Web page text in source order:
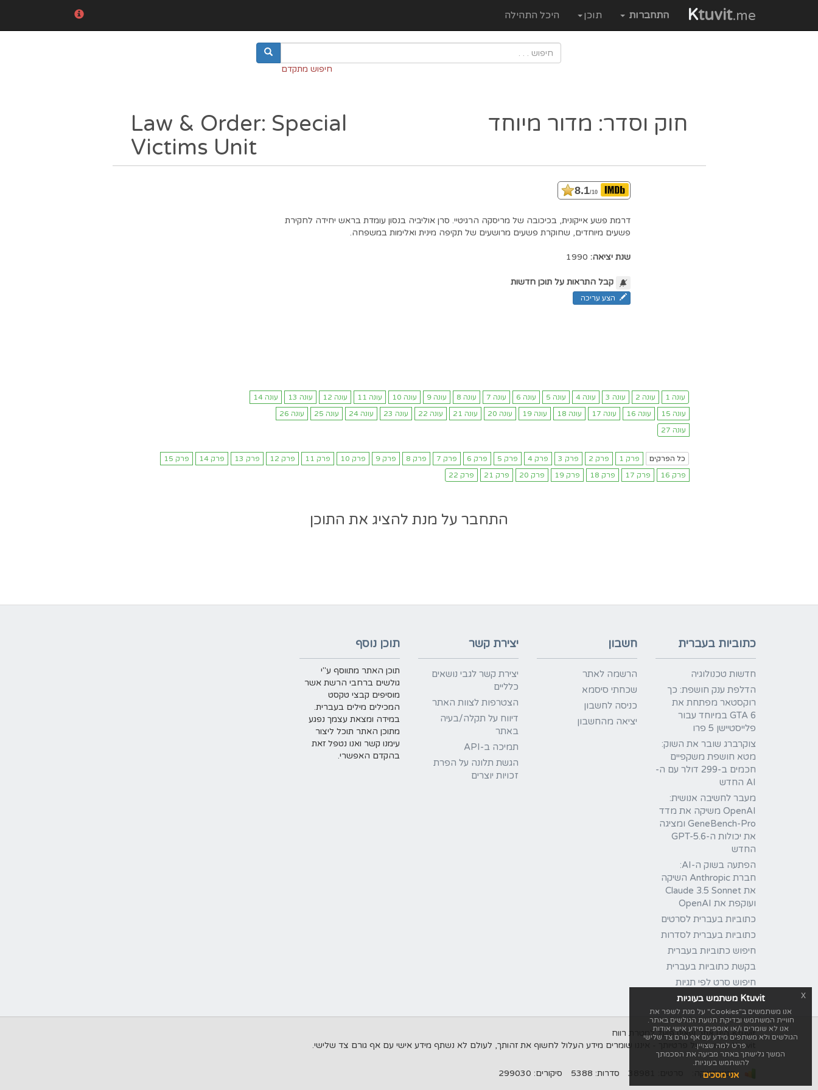
Ktuvit.me התחברות תוכן היכל התהילה
חיפוש מתקדם
חוק וסדר: מדור מיוחד
Law & Order: Special
Victims Unit
8.1/10
דרמת פשע אייקונית, בכיכובה של מריסקה הרגיטיי. סרן אוליביה בנסון עומדת בראש יחידה לחקירת
פשעים מיוחדים, שחוקרת פשעים מרושעים של תקיפה מינית ואלימות במשפחה.
שנת יציאה: 1990
קבל התראות על תוכן חדשות
הצע עריכה
התחבר על מנת להציג את התוכן
כתוביות בעברית
חדשות טכנולוגיה
הדלפת ענק חושפת: כך
רוקסטאר מפתחת את
GTA 6 במיוחד עבור
פלייסטיישן 5 פרו
צוקרברג שובר את השוק:
מטא חושפת משקפיים
חכמים ב-299 דולר עם ה-
AI החדש
מעבר לחשיבה אנושית:
OpenAI משיקה את מדד
GeneBench-Pro ומציגה
את יכולות ה-GPT-5.6
החדש
הפתעה בשוק ה-AI:
חברת Anthropic השיקה
את Claude 3.5 Sonnet
ועוקפת את OpenAI
כתוביות בעברית לסרטים
כתוביות בעברית לסדרות
חיפוש כתוביות בעברית
בקשת כתוביות בעברית
חיפוש סרט לפי תגיות
חשבון
הרשמה לאתר
שכחתי סיסמא
כניסה לחשבון
יציאה מהחשבון
יצירת קשר
יצירת קשר לגבי נושאים
כלליים
הצטרפות לצוות האתר
דיווח על תקלה/בעיה
באתר
תמיכה ב-API
הגשת תלונה על הפרת
זכויות יוצרים
תוכן נוסף
תוכן האתר מתווסף ע"י
גולשים ברחבי הרשת אשר
מוסיפים קבצי טקסט
המכילים מילים בעברית.
במידה ומצאת עצמך נפגע
מתוכן האתר תוכל ליצור
עימנו קשר ואנו נטפל זאת
בהקדם האפשרי.
Ktuvit הינו אתר שאינו פועל למטרת רווח
Ktuvit שומרים על פרטיותך - איננו שומרים מידע העלול לחשוף את זהותך, לעולם לא נשתף מידע אישי עם אף גורם צד שלישי.
סטטיסטיקה: סדרות: 5388 סיקורים: 299030
Ktuvit משתמש בעוגיות
אנו משתמשים ב"Cookies" על מנת לשפר את
חוויית המשתמש ובדיקת תנועת הגולשים באתר.
אנו לא שומרים ו/או אוספים מידע אישי אודות
הגולשים ולא משתפים מידע עם אף גורם צד שלישי
פרט למה שצויין.
המשך גלישתך באתר מביעה את הסכמתך
להשתמש בעוגיות.
אני מסכים
x